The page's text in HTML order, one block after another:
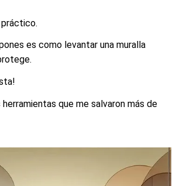
práctico.
es como levantar una muralla
que me salvaron más de